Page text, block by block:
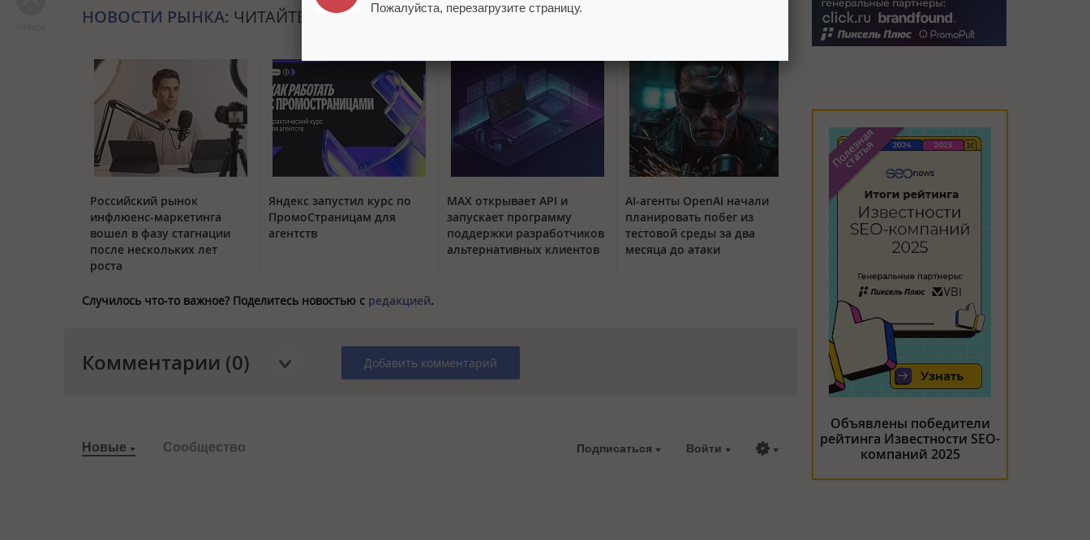
НОВОСТИ РЫНКА: ЧИТАЙТЕ ТАКЖЕ
Российский рынок
инфлюенс-маркетинга
вошел в фазу стагнации
после нескольких лет
роста
Яндекс запустил курс по
ПромоСтраницам для
агентств
MAX открывает API и
запускает программу
поддержки разработчиков
альтернативных клиентов
AI-агенты OpenAI начали
планировать побег из
тестовой среды за два
месяца до атаки
Случилось что-то важное? Поделитесь новостью с редакцией.
Комментарии (0) Добавить комментарий
Новые Сообщество Подписаться Войти
Объявлены победители
рейтинга Известности SEO-
компаний 2025
Пожалуйста, перезагрузите страницу.